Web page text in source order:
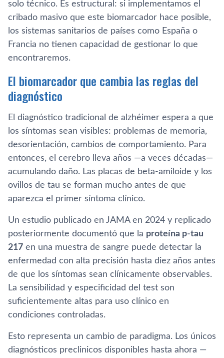
solo técnico. Es estructural: si implementamos el
cribado masivo que este biomarcador hace posible,
los sistemas sanitarios de países como España o
Francia no tienen capacidad de gestionar lo que
encontraremos.
El biomarcador que cambia las reglas del
diagnóstico
El diagnóstico tradicional de alzhéimer espera a que
los síntomas sean visibles: problemas de memoria,
desorientación, cambios de comportamiento. Para
entonces, el cerebro lleva años —a veces décadas—
acumulando daño. Las placas de beta-amiloide y los
ovillos de tau se forman mucho antes de que
aparezca el primer síntoma clínico.
Un estudio publicado en JAMA en 2024 y replicado
posteriormente documentó que la proteína p-tau
217 en una muestra de sangre puede detectar la
enfermedad con alta precisión hasta diez años antes
de que los síntomas sean clínicamente observables.
La sensibilidad y especificidad del test son
suficientemente altas para uso clínico en
condiciones controladas.
Esto representa un cambio de paradigma. Los únicos
diagnósticos preclinicos disponibles hasta ahora —